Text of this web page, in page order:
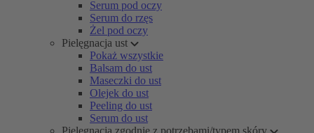
Serum pod oczy
Serum do rzęs
Żel pod oczy
Pielęgnacja ust
Pokaż wszystkie
Balsam do ust
Maseczki do ust
Olejek do ust
Peeling do ust
Serum do ust
Pielęgnacja zgodnie z potrzebami/typem skóry